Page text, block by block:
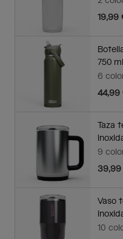
19,99
750
6
44,99
Taza
9
Vaso
10